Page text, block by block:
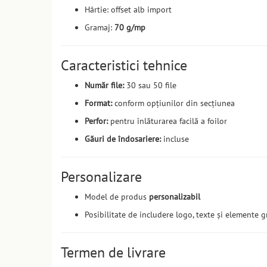
Hârtie: offset alb import
Gramaj: 70 g/mp
Caracteristici tehnice
Număr file:30 sau 50 file
Format:conform opțiunilor din secțiunea
Perfor:pentru înlăturarea facilă a foilor
Găuri de îndosariere:incluse
Personalizare
Model de produs personalizabil
Posibilitate de includere logo, texte și elemente
Termen de livrare